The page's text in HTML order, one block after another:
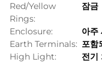
Red/Yellow
Rings:
잠금
Enclosure:
아주
Earth Terminals: 포함
High Light:
전기